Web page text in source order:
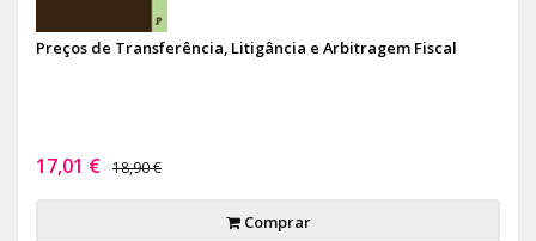
Preços de Transferência, Litigância e Arbitragem Fiscal
17,01 € 18,90 €
Comprar